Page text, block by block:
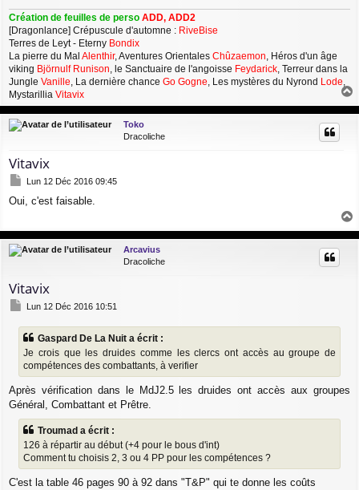
Création de feuilles de perso ADD, ADD2
[Dragonlance] Crépuscule d'automne : RiveBise
Terres de Leyt - Eterny Bondix
La pierre du Mal Alenthir, Aventures Orientales Chûzaemon, Héros d'un âge
viking Björnulf Runison, le Sanctuaire de l'angoisse Feydarick, Terreur dans la
Jungle Vanille, La dernière chance Go Gogne, Les mystères du Nyrond Lode,
Mystarillia Vitavix
a
u
Toko
Dracoliche
Vitavix
M
s
g
e
Lun 12 Déc 2016 09:45
Oui, c'est faisable.
a
u
Arcavius
Dracoliche
Vitavix
M
s
s
a
g
e
Lun 12 Déc 2016 10:51
Gaspard De La Nuit a écrit :
Je crois que les druides comme les clercs ont accès au groupe de
compétences des combattants, à verifier
Après vérification dans le MdJ2.5 les druides ont accès aux groupes
Général, Combattant et Prêtre.
Troumad a écrit :
126 à répartir au début (+4 pour le bous d'int)
Comment tu choisis 2, 3 ou 4 PP pour les compétences ?
C'est la table 46 pages 90 à 92 dans "T&P" qui te donne les coûts